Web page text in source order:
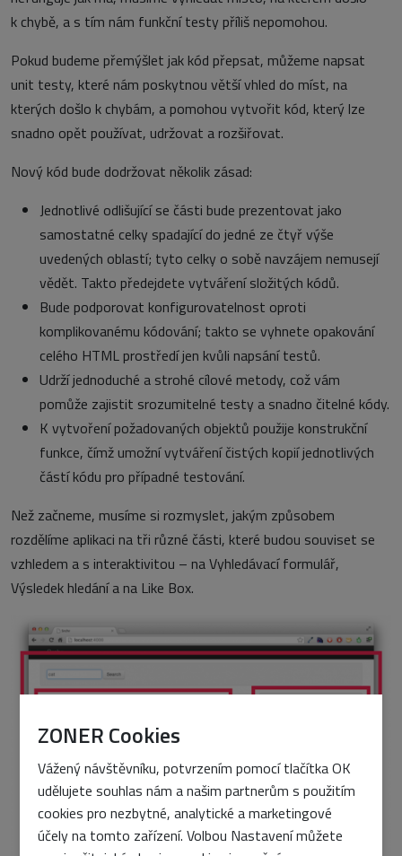
ZONER Cookies
Vážený návštěvníku, potvrzením pomocí tlačítka OK
udělujete souhlas nám a našim partnerům s použitím
cookies pro nezbytné, analytické a marketingové
účely na tomto zařízení. Volbou Nastavení můžete
k chybě, a s tím nám funkční testy příliš nepomohou.
Pokud budeme přemýšlet jak kód přepsat, můžeme napsat
unit testy, které nám poskytnou větší vhled do míst, na
kterých došlo k chybám, a pomohou vytvořit kód, který lze
snadno opět používat, udržovat a rozšiřovat.
Nový kód bude dodržovat několik zásad:
Jednotlivé odlišující se části bude prezentovat jako
samostatné celky spadající do jedné ze čtyř výše
uvedených oblastí; tyto celky o sobě navzájem nemusejí
vědět. Takto předejdete vytváření složitých kódů.
Bude podporovat konfigurovatelnost oproti
komplikovanému kódování; takto se vyhnete opakování
celého HTML prostředí jen kvůli napsání testů.
Udrží jednoduché a strohé cílové metody, což vám
pomůže zajistit srozumitelné testy a snadno čitelné kódy.
K vytvoření požadovaných objektů použije konstrukční
funkce, čímž umožní vytváření čistých kopií jednotlivých
částí kódu pro případné testování.
Než začneme, musíme si rozmyslet, jakým způsobem
rozdělíme aplikaci na tři různé části, které budou souviset se
vzhledem a s interaktivitou – na Vyhledávací formulář,
Výsledek hledání a na Like Box.